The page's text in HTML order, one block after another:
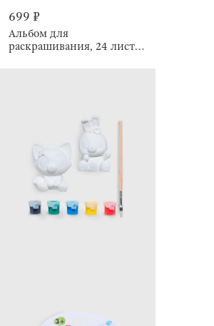
699 ₽
Альбом для
раскрашивания, 24 листа,